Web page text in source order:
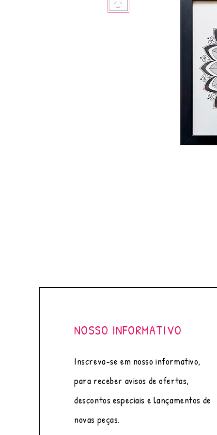
NOSSO INFORMATIVO
Inscreva-se em nosso informativo,
para receber avisos de ofertas,
descontos especiais e lançamentos de
novas peças.